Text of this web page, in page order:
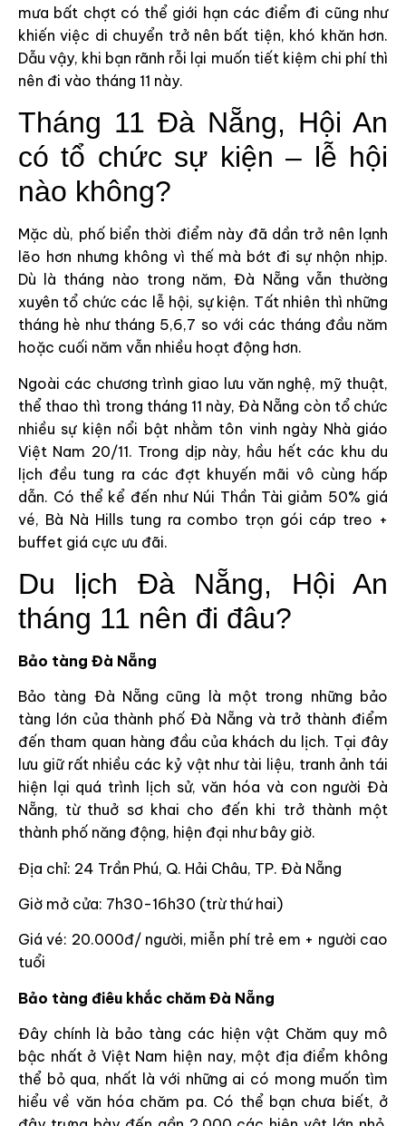
mưa bất chợt có thể giới hạn các điểm đi cũng như
khiến việc di chuyển trở nên bất tiện, khó khăn hơn.
Dẫu vậy, khi bạn rãnh rỗi lại muốn tiết kiệm chi phí thì
nên đi vào tháng 11 này.
Tháng 11 Đà Nẵng, Hội An
có tổ chức sự kiện – lễ hội
nào không?
Mặc dù, phố biển thời điểm này đã dần trở nên lạnh
lẽo hơn nhưng không vì thế mà bớt đi sự nhộn nhịp.
Dù là tháng nào trong năm, Đà Nẵng vẫn thường
xuyên tổ chức các lễ hội, sự kiện. Tất nhiên thì những
tháng hè như tháng 5,6,7 so với các tháng đầu năm
hoặc cuối năm vẫn nhiều hoạt động hơn.
Ngoài các chương trình giao lưu văn nghệ, mỹ thuật,
thể thao thì trong tháng 11 này, Đà Nẵng còn tổ chức
nhiều sự kiện nổi bật nhằm tôn vinh ngày Nhà giáo
Việt Nam 20/11. Trong dịp này, hầu hết các khu du
lịch đều tung ra các đợt khuyến mãi vô cùng hấp
dẫn. Có thể kể đến như Núi Thần Tài giảm 50% giá
vé, Bà Nà Hills tung ra combo trọn gói cáp treo +
buffet giá cực ưu đãi.
Du lịch Đà Nẵng, Hội An
tháng 11 nên đi đâu?
Bảo tàng Đà Nẵng
Bảo tàng Đà Nẵng cũng là một trong những bảo
tàng lớn của thành phố Đà Nẵng và trở thành điểm
đến tham quan hàng đầu của khách du lịch. Tại đây
lưu giữ rất nhiều các kỷ vật như tài liệu, tranh ảnh tái
hiện lại quá trình lịch sử, văn hóa và con người Đà
Nẵng, từ thuở sơ khai cho đến khi trở thành một
thành phố năng động, hiện đại như bây giờ.
Địa chỉ: 24 Trần Phú, Q. Hải Châu, TP. Đà Nẵng
Giờ mở cửa: 7h30-16h30 (trừ thứ hai)
Giá vé: 20.000đ/ người, miễn phí trẻ em + người cao
tuổi
Bảo tàng điêu khắc chăm Đà Nẵng
Đây chính là bảo tàng các hiện vật Chăm quy mô
bậc nhất ở Việt Nam hiện nay, một địa điểm không
thể bỏ qua, nhất là với những ai có mong muốn tìm
hiểu về văn hóa chăm pa. Có thể bạn chưa biết, ở